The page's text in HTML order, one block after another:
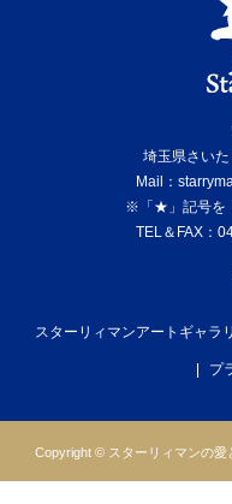
埼玉県さい
Mail：
※「★」記号を
TEL＆FAX：
スターリィマンアートギャラ
プ
Copyright © スターリィマンの